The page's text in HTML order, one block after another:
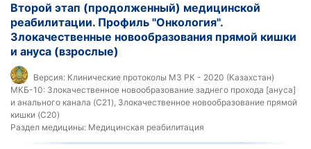
Второй этап (продолженный) медицинской
реабилитации. Профиль "Онкология".
Злокачественные новообразования прямой кишки
и ануса (взрослые)
Версия: Клинические протоколы МЗ РК - 2020 (Казахстан)
МКБ-10: Злокачественное новообразование заднего прохода [ануса]
и анального канала (C21), Злокачественное новообразование прямой
кишки (C20)
Раздел медицины: Медицинская реабилитация